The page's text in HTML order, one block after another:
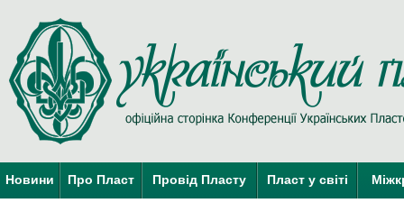
Новини Про Пласт Провід Пласту Пласт у світі